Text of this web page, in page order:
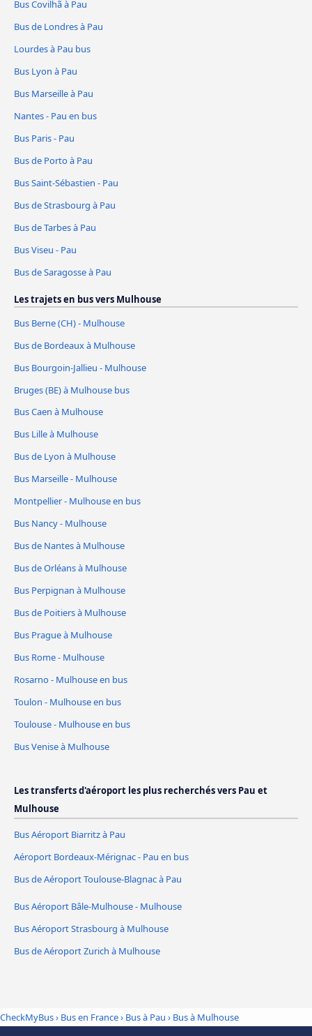
Bus Covilhã à Pau
Bus de Londres à Pau
Lourdes à Pau bus
Bus Lyon à Pau
Bus Marseille à Pau
Nantes - Pau en bus
Bus Paris - Pau
Bus de Porto à Pau
Bus Saint-Sébastien - Pau
Bus de Strasbourg à Pau
Bus de Tarbes à Pau
Bus Viseu - Pau
Bus de Saragosse à Pau
Les trajets en bus vers Mulhouse
Bus Berne (CH) - Mulhouse
Bus de Bordeaux à Mulhouse
Bus Bourgoin-Jallieu - Mulhouse
Bruges (BE) à Mulhouse bus
Bus Caen à Mulhouse
Bus Lille à Mulhouse
Bus de Lyon à Mulhouse
Bus Marseille - Mulhouse
Montpellier - Mulhouse en bus
Bus Nancy - Mulhouse
Bus de Nantes à Mulhouse
Bus de Orléans à Mulhouse
Bus Perpignan à Mulhouse
Bus de Poitiers à Mulhouse
Bus Prague à Mulhouse
Bus Rome - Mulhouse
Rosarno - Mulhouse en bus
Toulon - Mulhouse en bus
Toulouse - Mulhouse en bus
Bus Venise à Mulhouse
Les transferts d'aéroport les plus recherchés vers Pau et
Mulhouse
Bus Aéroport Biarritz à Pau
Aéroport Bordeaux-Mérignac - Pau en bus
Bus de Aéroport Toulouse-Blagnac à Pau
Bus Aéroport Bâle-Mulhouse - Mulhouse
Bus Aéroport Strasbourg à Mulhouse
Bus de Aéroport Zurich à Mulhouse
CheckMyBus› Bus en France› Bus à Pau › Bus à Mulhouse